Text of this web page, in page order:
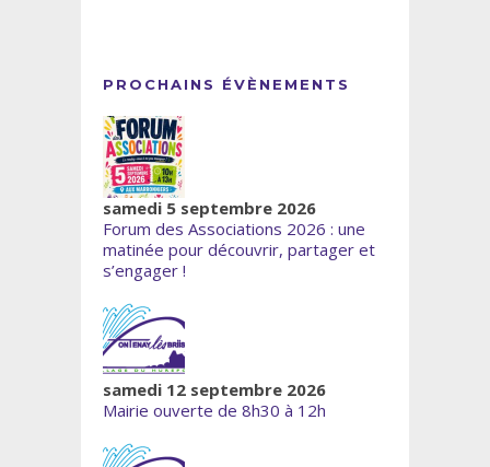
PROCHAINS ÉVÈNEMENTS
samedi 5 septembre 2026
Forum des Associations 2026 : une
matinée pour découvrir, partager et
s’engager !
samedi 12 septembre 2026
Mairie ouverte de 8h30 à 12h